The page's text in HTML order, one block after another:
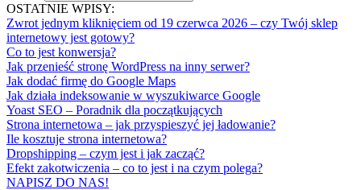
OSTATNIE WPISY:
Zwrot jednym kliknięciem od 19 czerwca 2026 – czy Twój sklep
internetowy jest gotowy?
Co to jest konwersja?
Jak przenieść stronę WordPress na inny serwer?
Jak dodać firmę do Google Maps
Jak działa indeksowanie w wyszukiwarce Google
Yoast SEO – Poradnik dla początkujących
Strona internetowa – jak przyspieszyć jej ładowanie?
Ile kosztuje strona internetowa?
Dropshipping – czym jest i jak zacząć?
Efekt zakotwiczenia – co to jest i na czym polega?
NAPISZ DO NAS!